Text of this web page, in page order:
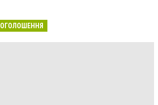
ОГОЛОШЕННЯ